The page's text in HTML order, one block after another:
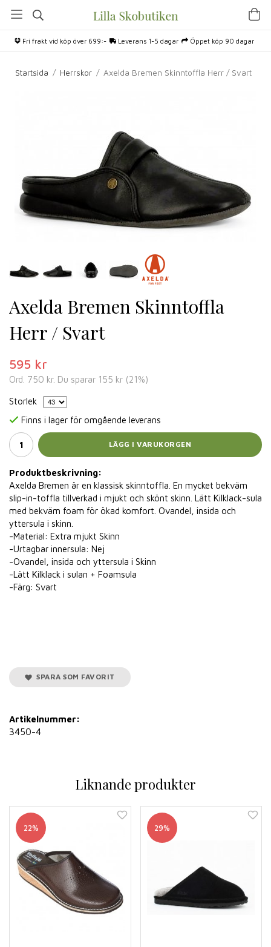
Fri frakt vid köp över 699:- Leverans 1-5 dagar Öppet köp 90 dagar
Startsida / Herrskor / Axelda Bremen Skinntoffla Herr / Svart
Axelda Bremen Skinntoffla
Herr / Svart
595 kr
Ord. 750 kr. Du sparar 155 kr (21%)
Storlek
Finns i lager för omgående leverans
LÄGG I VARUKORGEN
Produktbeskrivning:
Axelda Bremen är en klassisk skinntoffla. En mycket bekväm
slip-in-toffla tillverkad i mjukt och skönt skinn. Lätt Kilklack-sula
med bekväm foam för ökad komfort. Ovandel, insida och
yttersula i skinn.
-Material: Extra mjukt Skinn
-Urtagbar innersula: Nej
-Ovandel, insida och yttersula i Skinn
-Lätt Kilklack i sulan + Foamsula
-Färg: Svart
SPARA SOM FAVORIT
Artikelnummer:
3450-4
Liknande produkter
22% 29%